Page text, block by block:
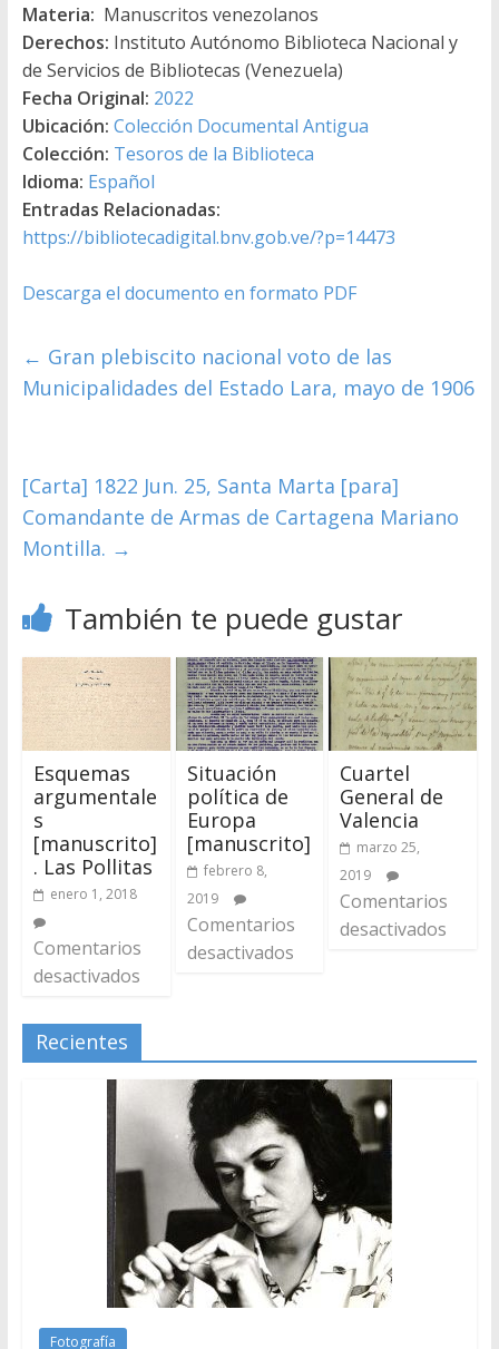
Materia: Manuscritos venezolanos
Derechos: Instituto Autónomo Biblioteca Nacional y
de Servicios de Bibliotecas (Venezuela)
Fecha Original: 2022
Ubicación: Colección Documental Antigua
Colección: Tesoros de la Biblioteca
Idioma: Español
Entradas Relacionadas:
https://bibliotecadigital.bnv.gob.ve/?p=14473
Descarga el documento en formato PDF
← Gran plebiscito nacional voto de las
Municipalidades del Estado Lara, mayo de 1906
[Carta] 1822 Jun. 25, Santa Marta [para]
Comandante de Armas de Cartagena Mariano
Montilla. →
También te puede gustar
Esquemas
argumentale
s
[manuscrito]
. Las Pollitas
enero 1, 2018
Comentarios
desactivados
Situación
política de
Europa
[manuscrito]
febrero 8,
2019
Comentarios
desactivados
Cuartel
General de
Valencia
marzo 25,
2019
Comentarios
desactivados
Recientes
Fotografía